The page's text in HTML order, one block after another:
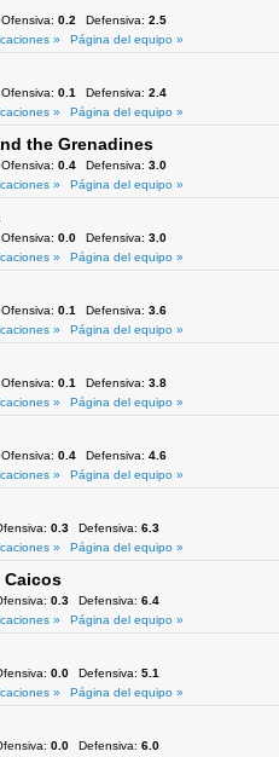
Ofensiva: 0.2 Defensiva: 2.5
»
Página del equipo »
Ofensiva: 0.1 Defensiva: 2.4
»
Página del equipo »
the Grenadines
Ofensiva: 0.4 Defensiva: 3.0
»
Página del equipo »
Ofensiva: 0.0 Defensiva: 3.0
»
Página del equipo »
Ofensiva: 0.1 Defensiva: 3.6
»
Página del equipo »
Ofensiva: 0.1 Defensiva: 3.8
»
Página del equipo »
Ofensiva: 0.4 Defensiva: 4.6
»
Página del equipo »
0.3 Defensiva: 6.3
»
Página del equipo »
Caicos
0.3 Defensiva: 6.4
»
Página del equipo »
0.0 Defensiva: 5.1
»
Página del equipo »
0.0 Defensiva: 6.0